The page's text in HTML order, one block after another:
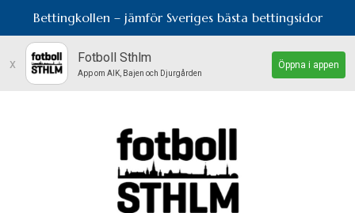
Bettingkollen – jämför Sveriges bästa bettingsidor
x Fotboll Sthlm
App om AIK, Bajen och Djurgården
Öppna i appen